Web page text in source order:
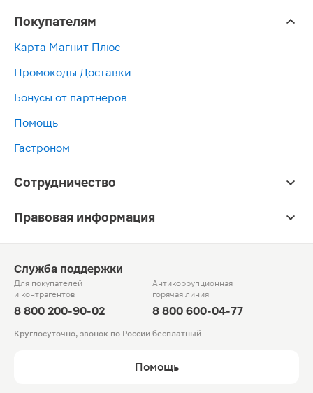
Покупателям
Карта Магнит Плюс
Промокоды Доставки
Бонусы от партнёров
Помощь
Гастроном
Сотрудничество
Правовая информация
Служба поддержки
Для покупателей
и контрагентов
8 800 200-90-02
Антикоррупционная
горячая линия
8 800 600-04-77
Круглосуточно, звонок по России бесплатный
Помощь